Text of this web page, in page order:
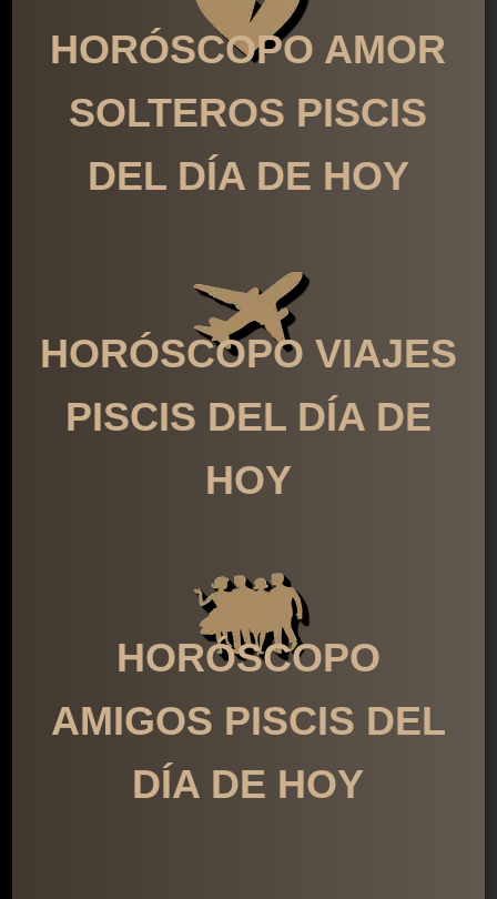
HORÓSCOPO AMOR
SOLTEROS PISCIS
DEL DÍA DE HOY
HORÓSCOPO VIAJES
PISCIS DEL DÍA DE
HOY
HORÓSCOPO
AMIGOS PISCIS DEL
DÍA DE HOY